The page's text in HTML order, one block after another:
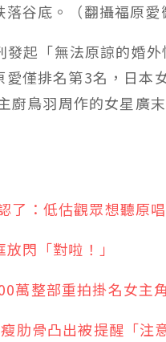
谷底。（翻攝福原愛
起「無法原諒的婚外
僅排名第3名，日本
廚鳥羽周作的女星廣
：低估觀眾想聽原
閃「對啦！」
整部重拍掛名女主
骨凸出被提醒「注意